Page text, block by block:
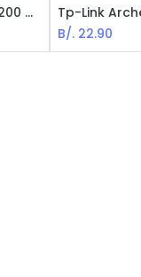
TP-Link PA2010 KIT AV200 Nano Adaptador Powerline
B/. 22.90